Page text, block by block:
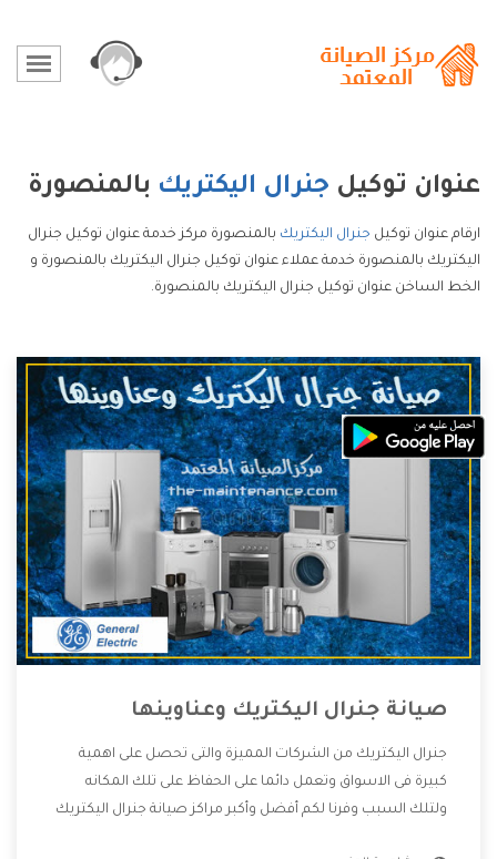
عنوان توكيل جنرال اليكتريك بالمنصورة
ارقام عنوان توكيل جنرال اليكتريك بالمنصورة مركز خدمة عنوان توكيل جنرال
اليكتريك بالمنصورة خدمة عملاء عنوان توكيل جنرال اليكتريك بالمنصورة و
الخط الساخن عنوان توكيل جنرال اليكتريك بالمنصورة.
صيانة جنرال اليكتريك وعناوينها
جنرال اليكتريك من الشركات المميزة والتى تحصل على اهمية
كبيرة فى الاسواق وتعمل دائما على الحفاظ على تلك المكانه
ولتلك السبب وفرنا لكم أفضل وأكبر مراكز صيانة جنرال اليكتريك